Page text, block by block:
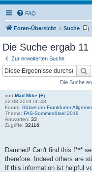
FAQ
Foren-Übersicht Suche
Die Suche ergab 11
Zur erweiterten Suche
Die Suche
von Mad Mike (+)
22.08.2019 06:48
Forum: Rätsel der Frankfurter
Thema: FAS-Sommerrätsel 2019
Antworten: 33
Zugriffe: 32116
Damned! Can't find this f***
therefore. Indeed others are
If this information ist helpful